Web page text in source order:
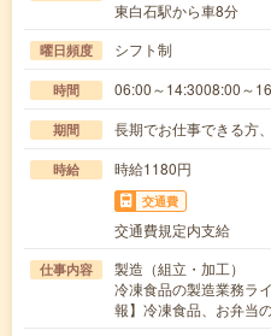
東白石駅から車8分
曜日頻度 シフト制
時間 06:00～14:3008:00～
期間 長期でお仕事できる方
時給 時給1180円
交通費
交通費規定内支給
仕事内容
製造（組立・加工）
冷凍食品の製造業務ラ
報】冷凍食品、お弁当